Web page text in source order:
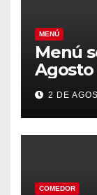
MENÚ
Menú
Agosto
2 DE
COMEDOR